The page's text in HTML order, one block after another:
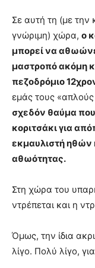
Σε αυτή τη (με την
γνώριμη) χώρα, ο
μπορεί να
μαστροπό ακόμη
πεζοδρόμιο
εμάς τους
σχεδόν θαύμα
κοριτσάκι για
εκμαυλιστή ηθών
αθωότητας.
Στη χώρα του
ντρέπεται και η
Όμως, την ίδια
λίγο. Πολύ λίγο,